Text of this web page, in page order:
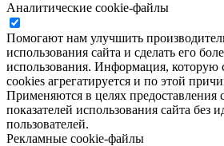
Аналитические cookie-файлы
Помогают нам улучшить
использования сайта и сделать его
использования. Информация, которую
cookies агрегатируется и по этой
Применяются в целях предоставления
показателей использования сайта без
пользователей.
Рекламные cookie-файлы